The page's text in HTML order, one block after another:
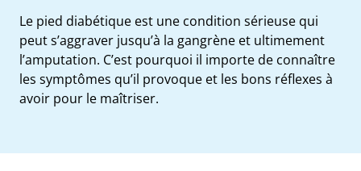
Le pied diabétique est une condition sérieuse qui
peut s’aggraver jusqu’à la gangrène et ultimement
l’amputation. C’est pourquoi il importe de connaître
les symptômes qu’il provoque et les bons réflexes à
avoir pour le maîtriser.